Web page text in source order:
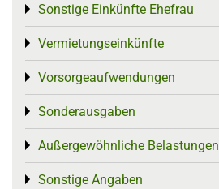
Sonstige Einkünfte Ehefrau
Toggle menu
Vermietungseinkünfte
Toggle menu
Vorsorgeaufwendungen
Toggle menu
Sonderausgaben
Toggle menu
Außergewöhnliche Belastungen
Toggle menu
Sonstige Angaben
Toggle menu